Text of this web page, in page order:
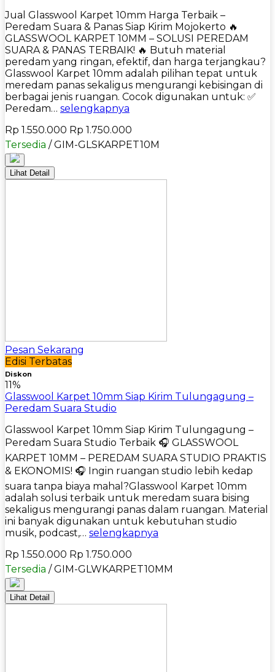
Jual Glasswool Karpet 10mm Harga Terbaik –
Peredam Suara & Panas Siap Kirim Mojokerto 🔥
GLASSWOOL KARPET 10MM – SOLUSI PEREDAM
SUARA & PANAS TERBAIK! 🔥 Butuh material
peredam yang ringan, efektif, dan harga terjangkau?
Glasswool Karpet 10mm adalah pilihan tepat untuk
meredam panas sekaligus mengurangi kebisingan di
berbagai jenis ruangan. Cocok digunakan untuk: ✅
Peredam… selengkapnya
Rp 1.550.000 Rp 1.750.000
Tersedia / GIM-GLSKARPET10M
Lihat Detail
Pesan Sekarang
Edisi Terbatas
Diskon
11%
Glasswool Karpet 10mm Siap Kirim Tulungagung –
Peredam Suara Studio
Glasswool Karpet 10mm Siap Kirim Tulungagung –
Peredam Suara Studio Terbaik 🎧 GLASSWOOL
KARPET 10MM – PEREDAM SUARA STUDIO PRAKTIS
& EKONOMIS! 🎧 Ingin ruangan studio lebih kedap
suara tanpa biaya mahal?Glasswool Karpet 10mm
adalah solusi terbaik untuk meredam suara bising
sekaligus mengurangi panas dalam ruangan. Material
ini banyak digunakan untuk kebutuhan studio
musik, podcast,… selengkapnya
Rp 1.550.000 Rp 1.750.000
Tersedia / GIM-GLWKARPET10MM
Lihat Detail